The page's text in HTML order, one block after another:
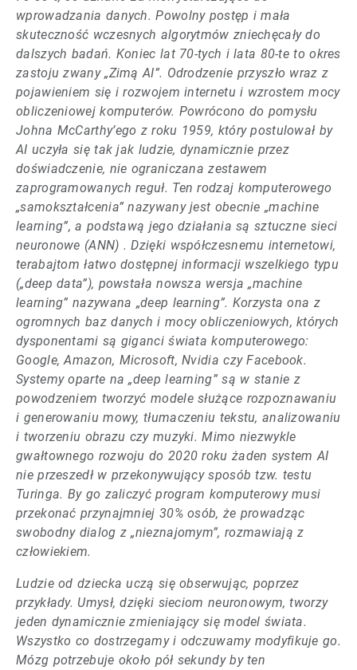
wprowadzania danych. Powolny postęp i mała
skuteczność wczesnych algorytmów zniechęcały do
dalszych badań. Koniec lat 70-tych i lata 80-te to okres
zastoju zwany „Zimą AI”. Odrodzenie przyszło wraz z
pojawieniem się i rozwojem internetu i wzrostem mocy
obliczeniowej komputerów. Powrócono do pomysłu
Johna McCarthy’ego z roku 1959, który postulował by
AI uczyła się tak jak ludzie, dynamicznie przez
doświadczenie, nie ograniczana zestawem
zaprogramowanych reguł. Ten rodzaj komputerowego
„samokształcenia” nazywany jest obecnie „machine
learning”, a podstawą jego działania są sztuczne sieci
neuronowe (ANN) . Dzięki współczesnemu internetowi,
terabajtom łatwo dostępnej informacji wszelkiego typu
(„deep data”), powstała nowsza wersja „machine
learning” nazywana „deep learning”. Korzysta ona z
ogromnych baz danych i mocy obliczeniowych, których
dysponentami są giganci świata komputerowego:
Google, Amazon, Microsoft, Nvidia czy Facebook.
Systemy oparte na „deep learning” są w stanie z
powodzeniem tworzyć modele służące rozpoznawaniu
i generowaniu mowy, tłumaczeniu tekstu, analizowaniu
i tworzeniu obrazu czy muzyki. Mimo niezwykle
gwałtownego rozwoju do 2020 roku żaden system AI
nie przeszedł w przekonywujący sposób tzw. testu
Turinga. By go zaliczyć program komputerowy musi
przekonać przynajmniej 30% osób, że prowadząc
swobodny dialog z „nieznajomym”, rozmawiają z
człowiekiem.
Ludzie od dziecka uczą się obserwując, poprzez
przykłady. Umysł, dzięki sieciom neuronowym, tworzy
jeden dynamicznie zmieniający się model świata.
Wszystko co dostrzegamy i odczuwamy modyfikuje go.
Mózg potrzebuje około pół sekundy by ten